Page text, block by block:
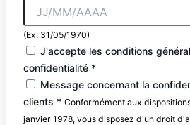
(Ex: 31/05/1970)
J'accepte les conditions
confidentialité *
Message concernant la
clients * Conformément aux
janvier 1978, vous disposez d'un droit